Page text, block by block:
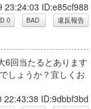
23:24:03 ID:e85cf988
6回当たるとあります
しょうか？宜しくお
22:43:38 ID:9dbbf3bd